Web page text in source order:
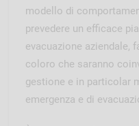
modello di
prevedere un efficace
evacuazione aziendale,
coloro che saranno
gestione e in particolar
emergenza e di